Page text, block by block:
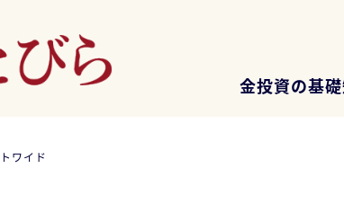
金投資の基
ワイド